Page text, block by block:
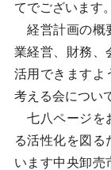
てでございます。
経営計画の概
業経営、財務、
活用できますよ
考える会につい
七八ページを
る活性化を図
います中央卸売